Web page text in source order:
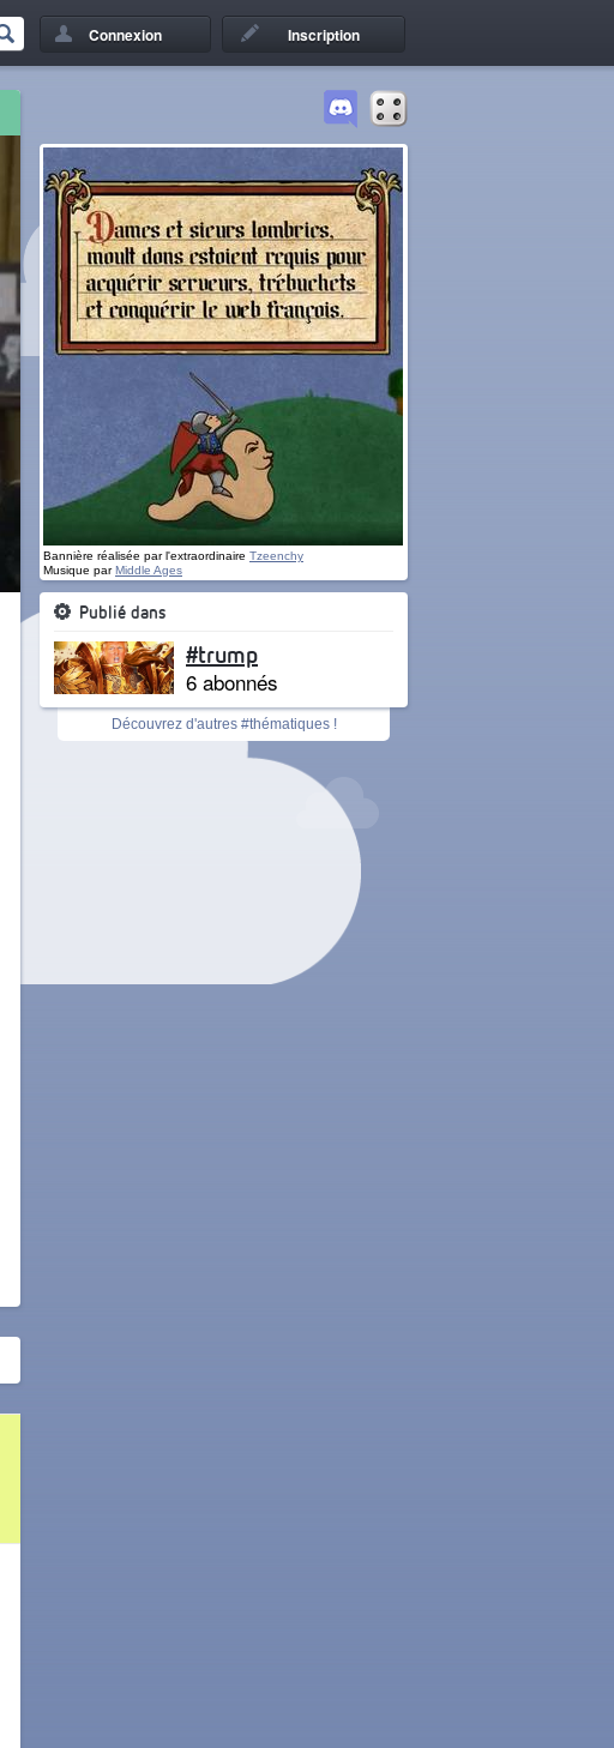
Connexion Inscription
Bannière réalisée par l'extraordinaire Tzeenchy
Musique parMiddle Ages
Publié dans
#trump
6 abonnés
Découvrez d'autres #thématiques !